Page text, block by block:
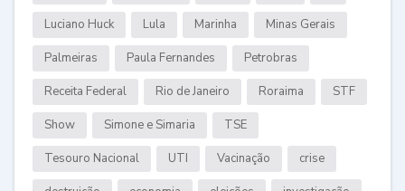
Luciano Huck Lula Marinha Minas Gerais
Palmeiras Paula Fernandes Petrobras
Receita Federal Rio de Janeiro Roraima STF
Show Simone e Simaria TSE
Tesouro Nacional UTI Vacinação crise